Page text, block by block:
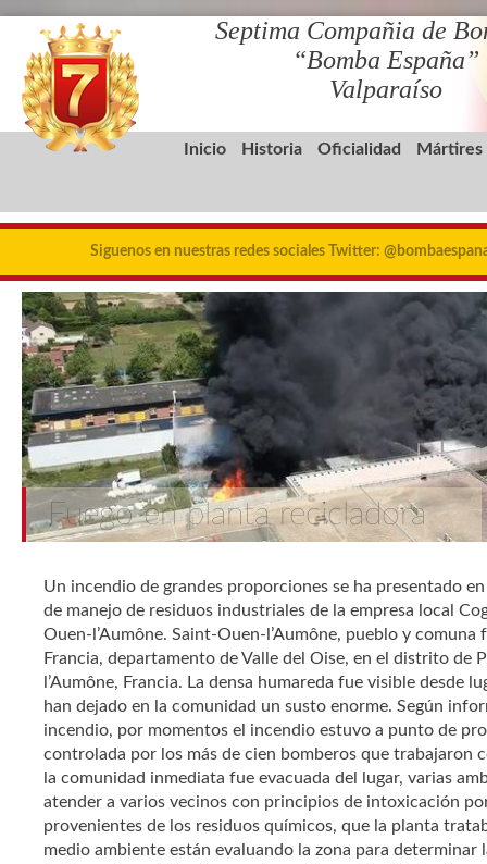
Septima Compañia de
“Bomba España”
Valparaíso
Inicio Historia Oficialidad Mártires
Siguenos en nuestras redes sociales Twitter:
Fuego en planta recicladora
Un incendio de grandes proporciones se ha presentado
de manejo de residuos industriales de la empresa local
Ouen-l’Aumône. Saint-Ouen-l’Aumône, pueblo y comuna
Francia, departamento de Valle del Oise, en el distrito de
l’Aumône, Francia. La densa humareda fue visible desde
han dejado en la comunidad un susto enorme. Según
incendio, por momentos el incendio estuvo a punto de
controlada por los más de cien bomberos que trabajaron
la comunidad inmediata fue evacuada del lugar, varias
atender a varios vecinos con principios de intoxicación
provenientes de los residuos químicos, que la planta
medio ambiente están evaluando la zona para determinar